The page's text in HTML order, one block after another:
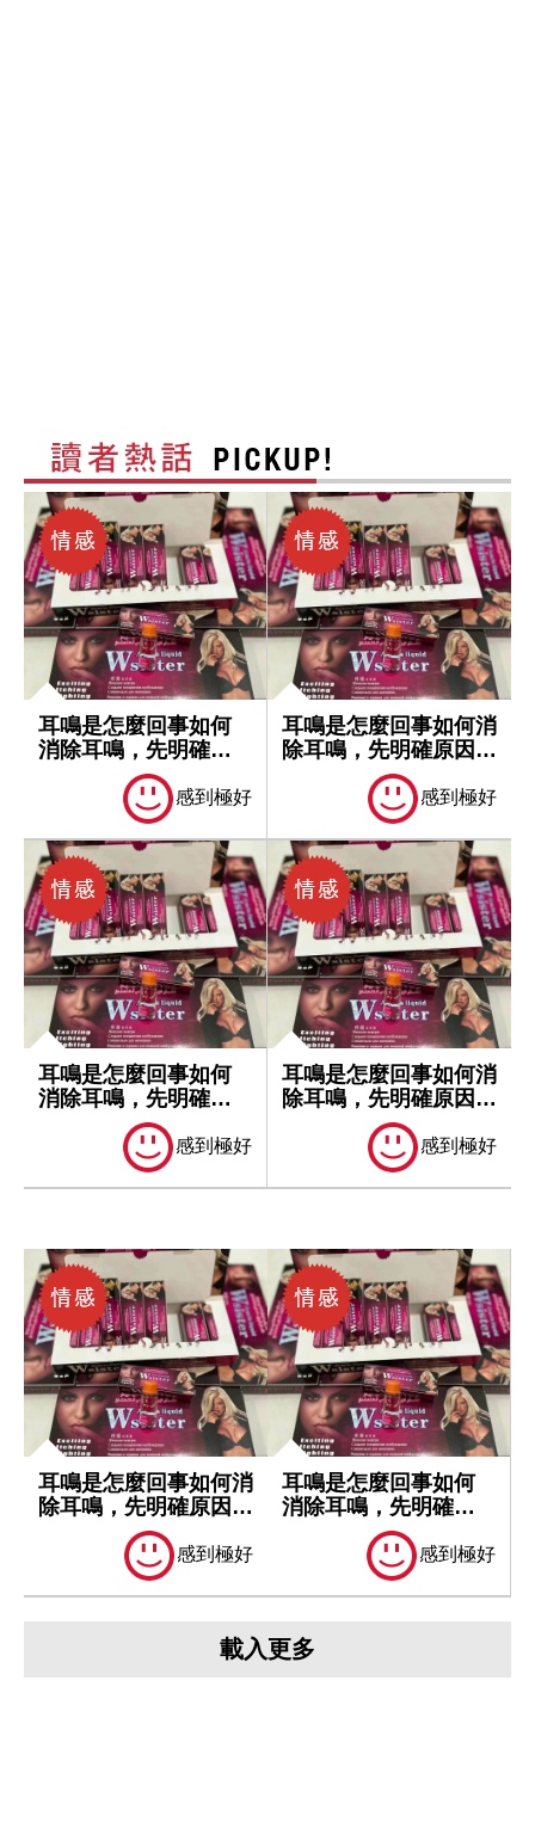
耳鳴是怎麼回事如何
消除耳鳴，先明確原
感到極好
耳鳴是怎麼回事如何消
除耳鳴，先明確原因再
感到極好
耳鳴是怎麼回事如何
消除耳鳴，先明確原
感到極好
耳鳴是怎麼回事如何消
除耳鳴，先明確原因再
感到極好
耳鳴是怎麼回事如何消
除耳鳴，先明確原因再
感到極好
耳鳴是怎麼回事如何
消除耳鳴，先明確原
感到極好
載入更多